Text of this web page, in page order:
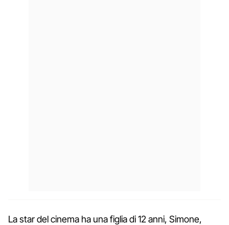
La star del cinema ha una figlia di 12 anni, Simone,